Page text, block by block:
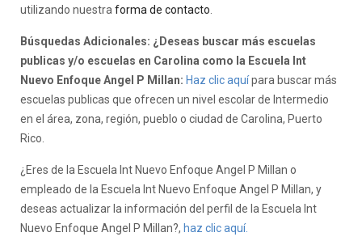
utilizando nuestra forma de contacto
Búsquedas Adicionales: ¿Deseas buscar más escuelas
publicas y/o escuelas en Carolina como la Escuela Int
Nuevo Enfoque Angel P Millan: Haz clic aquípara buscar más
escuelas publicas que ofrecen un nivel escolar de Intermedio
en el área, zona, región, pueblo o ciudad de Carolina, Puerto
Rico.
¿Eres de la Escuela Int Nuevo Enfoque Angel P Millan o
empleado de la Escuela Int Nuevo Enfoque Angel P Millan, y
deseas actualizar la información del perfil de la Escuela Int
Nuevo Enfoque Angel P Millan?, haz clic aquí.